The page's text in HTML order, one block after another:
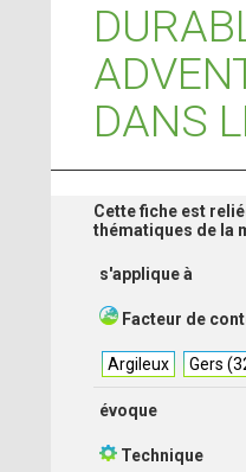
DANS
Cette fiche est
thématiques de la
s'applique à
Facteur de
Argileux Gers
évoque
Technique